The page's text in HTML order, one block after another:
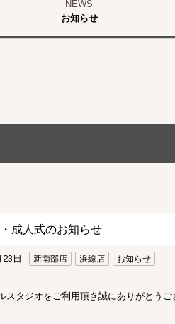
お知らせ
成人式のお知らせ
日 新南部店 浜線店 お知らせ
スタジオをご利用頂き誠にありがとうご